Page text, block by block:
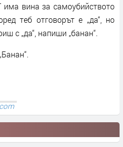
има вина за самоубийството
теб отговорът е „да“, но
с „да“, напиши „банан“.